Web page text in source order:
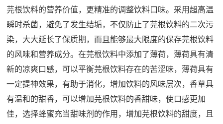
芫根饮料的营养价值，更精准的调整饮料口味。采用超高温
瞬时杀菌，避免了发生结垢，不仅防止了芫根饮料的二次污
染，大大延长了保质期，而且能够最大限度的保存芫根饮料
的风味和营养成分。在芫根饮料中添加了薄荷，薄荷具有清
新的凉爽口感，可以平衡芫根饮料存在的苦涩味，薄荷具有
一定提神效果，有助于消化，增加饮料的风味层次，香草具
有温和的甜香，可以增加芫根饮料的香甜味，使口感更加
佳，选择蜂蜜充当甜味剂的作用，增加芫根饮料的甜度，且